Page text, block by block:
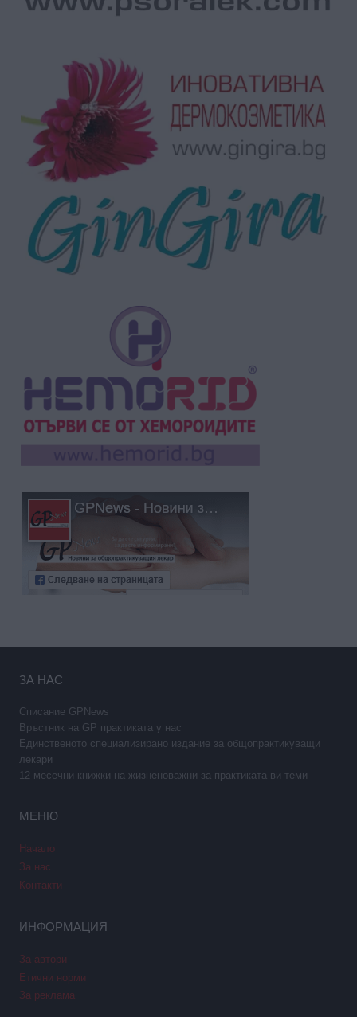
ЗА НАС
Списание GPNews
Връстник на GP практиката у нас
Единственото специализирано издание за общопрактикуващи
лекари
12 месечни книжки на жизненоважни за практиката ви теми
МЕНЮ
Начало
За нас
Контакти
ИНФОРМАЦИЯ
За автори
Етични норми
За реклама